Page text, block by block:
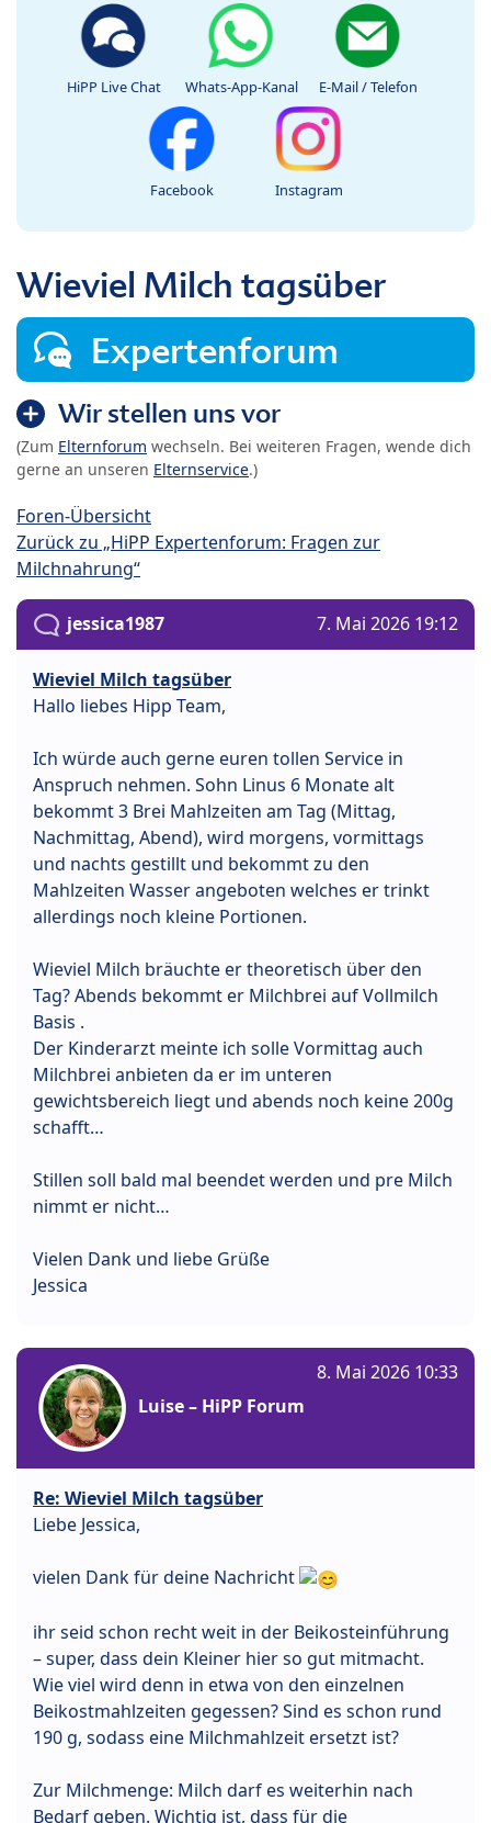
HiPP Live Chat Whats-App-Kanal E-Mail / Telefon
Facebook Instagram
Wieviel Milch tagsüber
Expertenforum
Wir stellen uns vor
(Zum Elternforum wechseln. Bei weiteren Fragen, wende dich
gerne an unseren Elternservice.)
Foren-Übersicht
Zurück zu „HiPP Expertenforum: Fragen zur
Milchnahrung“
jessica1987 7. Mai 2026 19:12
Wieviel Milch tagsüber
Hallo liebes Hipp Team,
Ich würde auch gerne euren tollen Service in
Anspruch nehmen. Sohn Linus 6 Monate alt
bekommt 3 Brei Mahlzeiten am Tag (Mittag,
Nachmittag, Abend), wird morgens, vormittags
und nachts gestillt und bekommt zu den
Mahlzeiten Wasser angeboten welches er trinkt
allerdings noch kleine Portionen.
Wieviel Milch bräuchte er theoretisch über den
Tag? Abends bekommt er Milchbrei auf Vollmilch
Basis .
Der Kinderarzt meinte ich solle Vormittag auch
Milchbrei anbieten da er im unteren
gewichtsbereich liegt und abends noch keine 200g
schafft…
Stillen soll bald mal beendet werden und pre Milch
nimmt er nicht…
Vielen Dank und liebe Grüße
Jessica
Luise – HiPP Forum
8. Mai 2026 10:33
Re: Wieviel Milch tagsüber
Liebe Jessica,
vielen Dank für deine Nachricht
ihr seid schon recht weit in der Beikosteinführung
– super, dass dein Kleiner hier so gut mitmacht.
Wie viel wird denn in etwa von den einzelnen
Beikostmahlzeiten gegessen? Sind es schon rund
190 g, sodass eine Milchmahlzeit ersetzt ist?
Zur Milchmenge: Milch darf es weiterhin nach
Bedarf geben. Wichtig ist, dass für die